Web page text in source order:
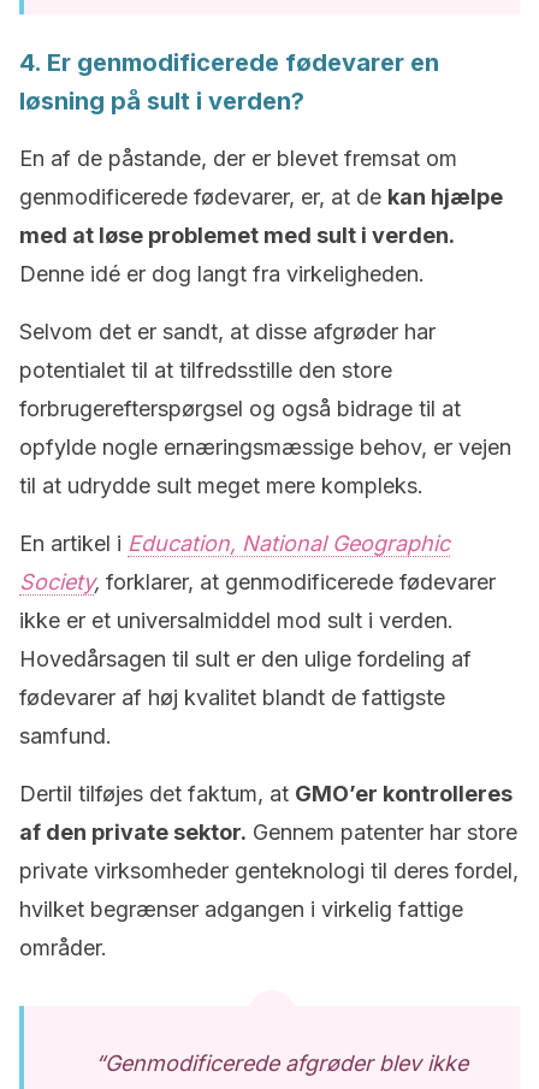
4. Er genmodificerede fødevarer en
løsning på sult i verden?
En af de påstande, der er blevet fremsat om
genmodificerede fødevarer, er, at de kan hjælpe
med at løse problemet med sult i verden.
Denne idé er dog langt fra virkeligheden.
Selvom det er sandt, at disse afgrøder har
potentialet til at tilfredsstille den store
forbrugerefterspørgsel og også bidrage til at
opfylde nogle ernæringsmæssige behov, er vejen
til at udrydde sult meget mere kompleks.
En artikel i Education, National Geographic
Society, forklarer, at genmodificerede fødevarer
ikke er et universalmiddel mod sult i verden.
Hovedårsagen til sult er den ulige fordeling af
fødevarer af høj kvalitet blandt de fattigste
samfund.
Dertil tilføjes det faktum, at GMO’er kontrolleres
af den private sektor. Gennem patenter har store
private virksomheder genteknologi til deres fordel,
hvilket begrænser adgangen i virkelig fattige
områder.
“Genmodificerede afgrøder blev ikke